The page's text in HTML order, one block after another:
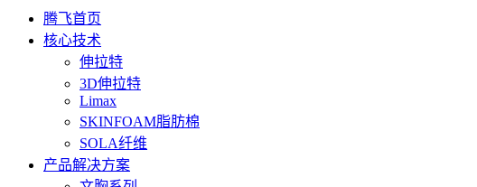
腾飞首页
核心技术
伸拉特
3D伸拉特
Limax
SKINFOAM脂肪棉
SOLA纤维
产品解决方案